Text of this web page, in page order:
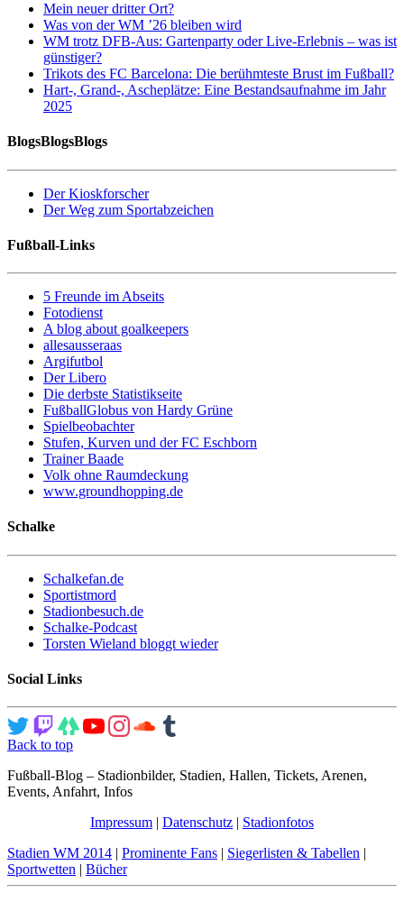
Mein neuer dritter Ort?
Was von der WM ’26 bleiben wird
WM trotz DFB-Aus: Gartenparty oder Live-Erlebnis – was ist
günstiger?
Trikots des FC Barcelona: Die berühmteste Brust im Fußball?
Hart-, Grand-, Ascheplätze: Eine Bestandsaufnahme im Jahr
2025
BlogsBlogsBlogs
Der Kioskforscher
Der Weg zum Sportabzeichen
Fußball-Links
5 Freunde im Abseits
Fotodienst
A blog about goalkeepers
allesausseraas
Argifutbol
Der Libero
Die derbste Statistikseite
FußballGlobus von Hardy Grüne
Spielbeobachter
Stufen, Kurven und der FC Eschborn
Trainer Baade
Volk ohne Raumdeckung
www.groundhopping.de
Schalke
Schalkefan.de
Sportistmord
Stadionbesuch.de
Schalke-Podcast
Torsten Wieland bloggt wieder
Social Links
Back to top
Fußball-Blog – Stadionbilder, Stadien, Hallen, Tickets, Arenen,
Events, Anfahrt, Infos
Impressum | Datenschutz | Stadionfotos
Stadien WM 2014 | Prominente Fans | Siegerlisten & Tabellen |
Sportwetten | Bücher